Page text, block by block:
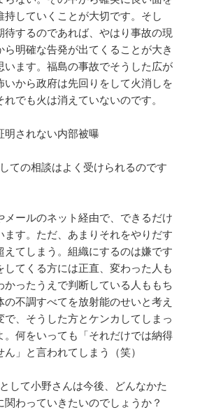
持していくことが大切です。そし
待するのであれば、やはり事故の現
明確な告発が出てくることが大き
います。福島の事故でそうした広が
いから政府は先回りをして火消しを
でも火は消えていないのです。
されない内部被曝
の相談はよく受けられるのです
メールのネット経由で、できるだけ
ます。ただ、あまりそれをやりだす
えてしまう。組織にするのは嫌です
してくる方には正直、変わった人も
かったうえで判断している人ももち
不調すべてを放射能のせいと考え
で、そうした方とケンカしてしまっ
。何をいっても「それだけでは納得
」と言われてしまう（笑）
て小野さんは今後、どんなかた
わっていきたいのでしょうか？